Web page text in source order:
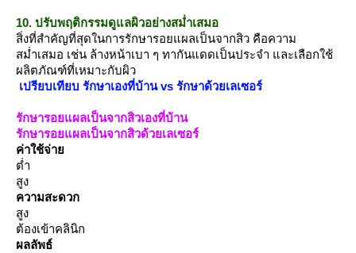
10. ปรับพฤติกรรมดูแลผิวอย่างสม่ำเสมอ
สิ่งที่สำคัญที่สุดในการรักษารอยแผลเป็นจากสิว คือความ
สม่ำเสมอ เช่น ล้างหน้าเบา ๆ ทากันแดดเป็นประจำ และเลือกใช้
ผลิตภัณฑ์ที่เหมาะกับผิว
เปรียบเทียบ รักษาเองที่บ้าน vs รักษาด้วยเลเซอร์
รักษารอยแผลเป็นจากสิวเองที่บ้าน
รักษารอยแผลเป็นจากสิวด้วยเลเซอร์
ค่าใช้จ่า
ต่ำ
สูง
ความสะดวก
สูง
ต้องเข้าคลินิก
ผลลัพธ์